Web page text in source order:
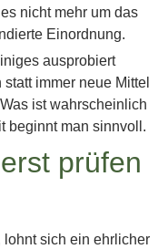
nicht mehr um das
Einordnung.
ausprobiert
immer neue Mittel
ist wahrscheinlich
beginnt man sinnvoll.
prüfen
sich ein ehrlicher